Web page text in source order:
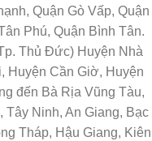
Quận Gò Vấp, Quận
Phú, Quận Bình Tân.
Thủ Đức) Huyện Nhà
Huyện Cần Giờ, Huyện
đến Bà Rịa Vũng Tàu,
Ninh, An Giang, Bạc
Tháp, Hậu Giang, Kiên